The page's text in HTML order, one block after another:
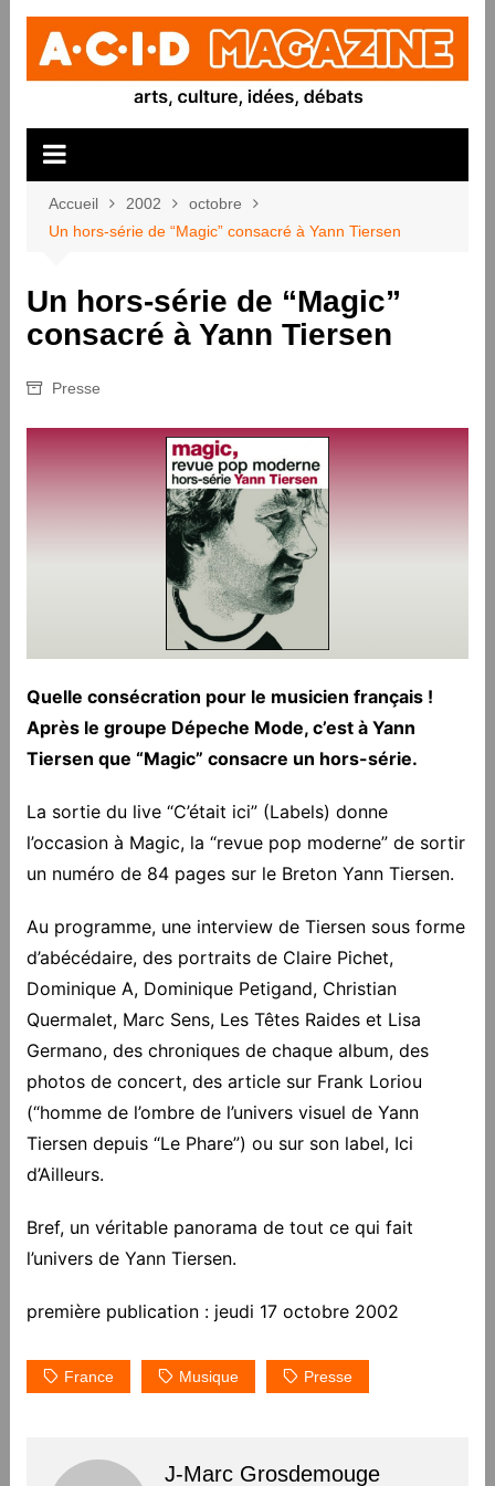
Aller
contenu
Accueil 2002
octobre
Un hors-série de “Magic” consacré à Yann Tiersen
Un hors-série de “Magic”
consacré à Yann Tiersen
Presse
Quelle consécration pour le musicien français !
Après le groupe Dépeche Mode, c’est à Yann
Tiersen que “Magic” consacre un hors-série.
La sortie du live “C’était ici” (Labels) donne
l’occasion à Magic, la “revue pop moderne” de sortir
un numéro de 84 pages sur le Breton Yann Tiersen.
Au programme, une interview de Tiersen sous forme
d’abécédaire, des portraits de Claire Pichet,
Dominique A, Dominique Petigand, Christian
Quermalet, Marc Sens, Les Têtes Raides et Lisa
Germano, des chroniques de chaque album, des
photos de concert, des article sur Frank Loriou
(“homme de l’ombre de l’univers visuel de Yann
Tiersen depuis “Le Phare”) ou sur son label, Ici
d’Ailleurs.
Bref, un véritable panorama de tout ce qui fait
l’univers de Yann Tiersen.
première publication : jeudi 17 octobre 2002
France Musique Presse
J-Marc Grosdemouge